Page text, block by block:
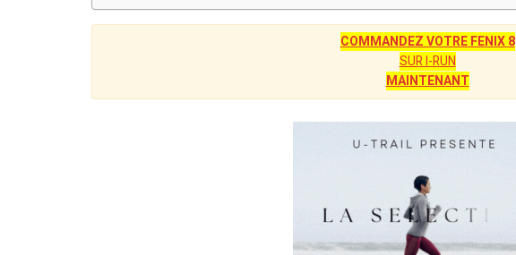
COMMANDEZ VOTRE FENIX 8
SUR I-RUN
MAINTENANT